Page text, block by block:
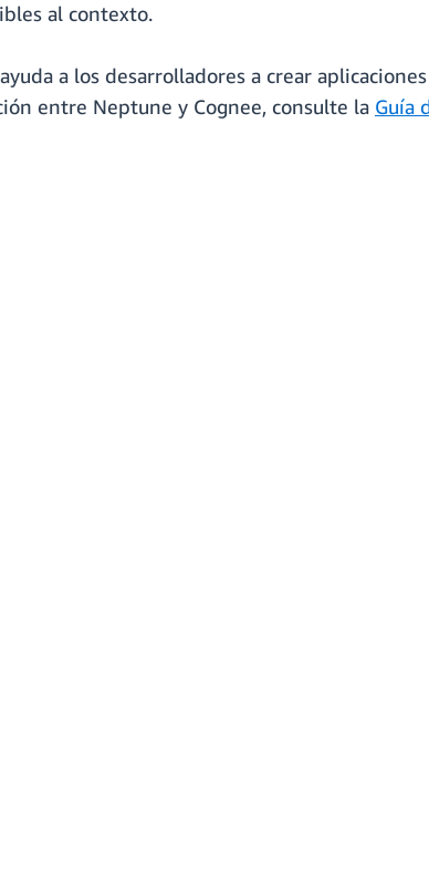
al contexto.
a los desarrolladores a crear
entre Neptune y Cognee, consulte la Guía